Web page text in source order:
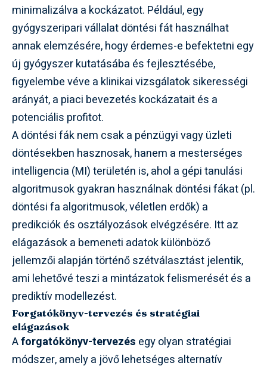
minimalizálva a kockázatot. Például, egy
gyógyszeripari vállalat döntési fát használhat
annak elemzésére, hogy érdemes-e befektetni egy
új gyógyszer kutatásába és fejlesztésébe,
figyelembe véve a klinikai vizsgálatok sikerességi
arányát, a piaci bevezetés kockázatait és a
potenciális profitot.
A döntési fák nem csak a pénzügyi vagy üzleti
döntésekben hasznosak, hanem a mesterséges
intelligencia (MI) területén is, ahol a gépi tanulási
algoritmusok gyakran használnak döntési fákat (pl.
döntési fa algoritmusok, véletlen erdők) a
predikciók és osztályozások elvégzésére. Itt az
elágazások a bemeneti adatok különböző
jellemzői alapján történő szétválasztást jelentik,
ami lehetővé teszi a mintázatok felismerését és a
prediktív modellezést.
Forgatókönyv-tervezés és stratégiai
elágazások
Aforgatókönyv-tervezés egy olyan stratégiai
módszer, amely a jövő lehetséges alternatív